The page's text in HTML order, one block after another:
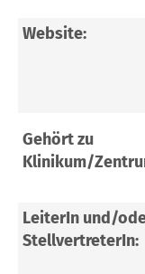
Website:
Gehört zu
Klinikum/
LeiterIn und/
StellvertreterIn: